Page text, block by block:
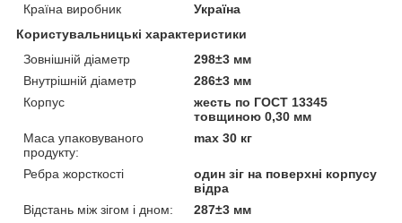
Країна виробник
Україна
Користувальницькі характеристики
Зовнішній діаметр
298±3 мм
Внутрішній діаметр
286±3 мм
Корпус
жесть по ГОСТ 13345
товщиною 0,30 мм
Маса упаковуваного
продукту:
max 30 кг
Ребра жорсткості
один зіг на поверхні корпусу
відра
Відстань між зігом і дном:
287±3 мм